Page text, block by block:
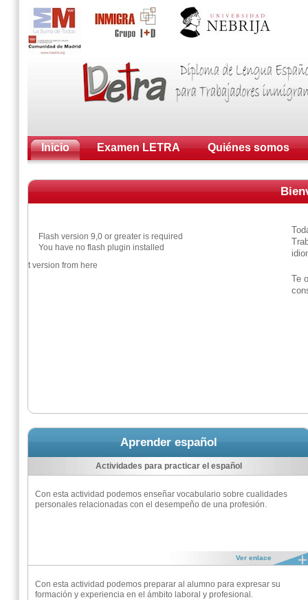
Inicio Examen LETRA Quiénes somos
Flash version 9,0 or greater is required
You have no flash plugin installed
latest version from here
Te
Aprender español
Actividades para practicar el español
Con esta actividad podemos enseñar vocabulario sobre cualidades
personales relacionadas con el desempeño de una profesión.
Ver enlace
Con esta actividad podemos preparar al alumno para expresar su
formación y experiencia en el ámbito laboral y profesional.